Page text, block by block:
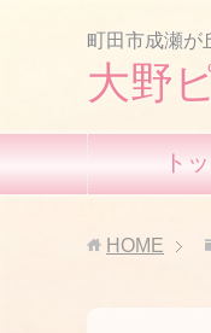
町田市成瀬が
大野
ト
HOME